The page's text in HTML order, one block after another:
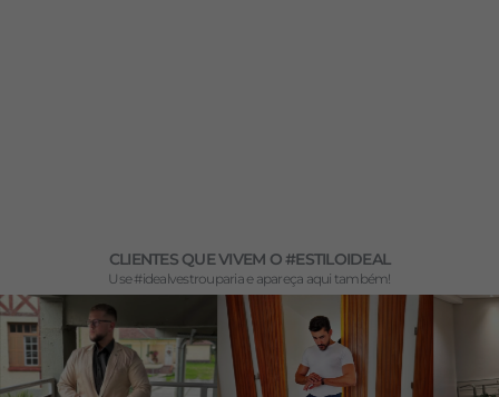
CLIENTES QUE VIVEM O #ESTILOIDEAL
Use #idealvestrouparia e apareça aqui também!